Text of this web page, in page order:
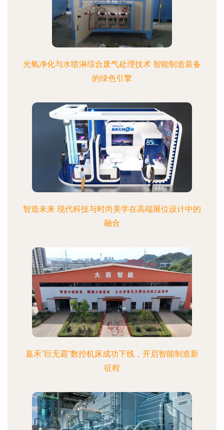
光氧净化与水喷淋综合废气处理技术 智能制造装备
的绿色引擎
智造未来 现代科技与时尚美学在高端展位设计中的
融合
嘉禾“巨无霸”数控机床成功下线，开启智能制造新
征程